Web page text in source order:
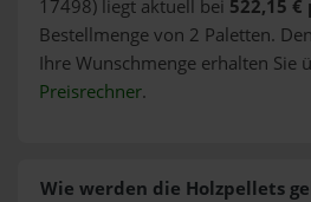
17498) liegt aktuell bei 522,15 €
Bestellmenge von 2 Paletten.
Ihre Wunschmenge erhalten Sie
Preisrechner.
Wie werden die Holzpellets